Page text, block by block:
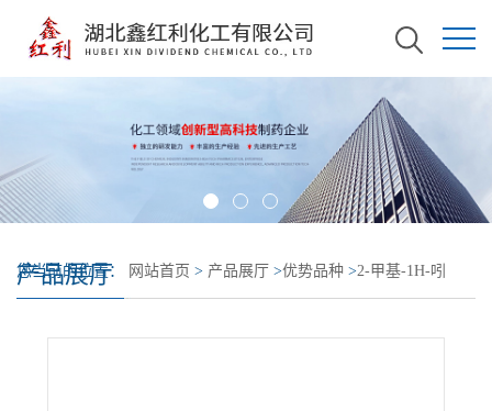
产品展厅
您当前的位置： 网站首页 > 产品展厅 >优势品种 >2-甲基-1H-吲